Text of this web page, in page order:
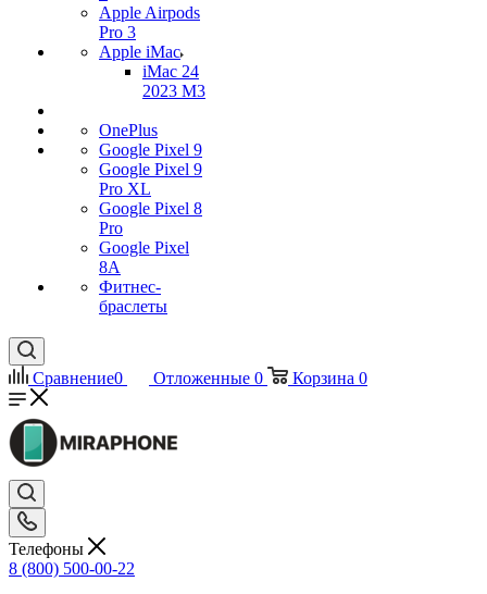
Apple Airpods
Pro 3
Apple iMac
iMac 24
2023 M3
OnePlus
Google Pixel 9
Google Pixel 9
Pro XL
Google Pixel 8
Pro
Google Pixel
8A
Фитнес-
браслеты
Сравнение0 Отложенные 0 Корзина 0
Телефоны
8 (800) 500-00-22